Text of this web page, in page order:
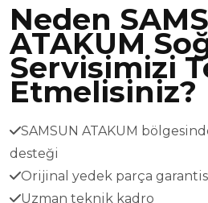
Neden
ATAKUM
Servisimizi
Etmelisiniz?
SAMSUN ATAKUM
desteği
Orijinal yedek parça
Uzman teknik kadro